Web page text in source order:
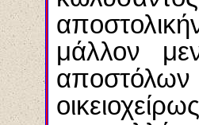
μάλλον